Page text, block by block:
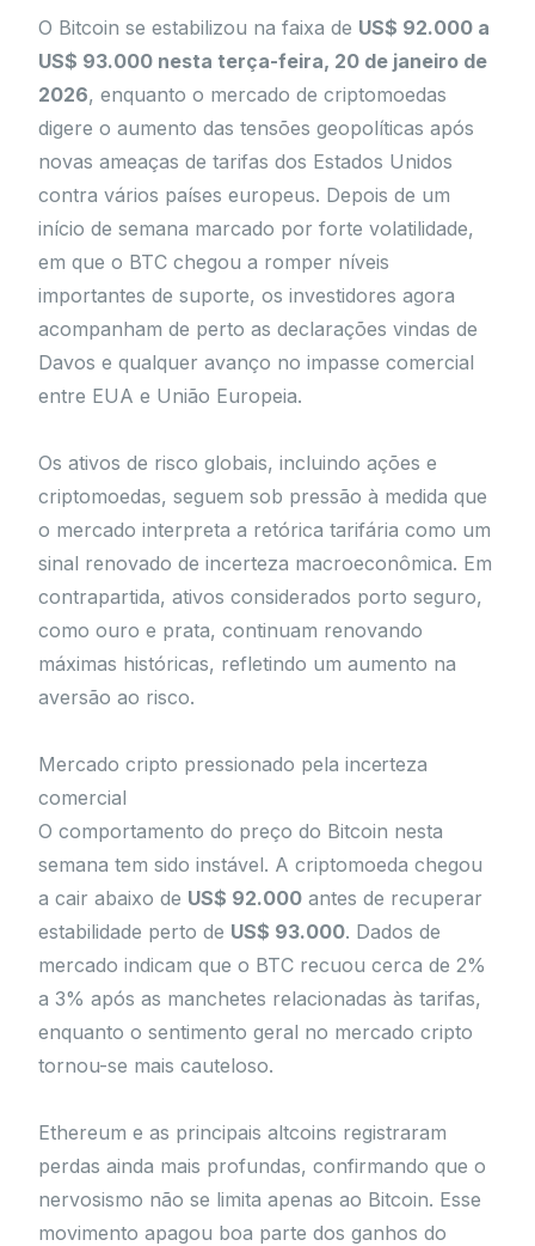
O Bitcoin se estabilizou na faixa de US$ 92.000 a
US$ 93.000 nesta terça-feira, 20 de janeiro de
2026, enquanto o mercado de criptomoedas
digere o aumento das tensões geopolíticas após
novas ameaças de tarifas dos Estados Unidos
contra vários países europeus. Depois de um
início de semana marcado por forte volatilidade,
em que o BTC chegou a romper níveis
importantes de suporte, os investidores agora
acompanham de perto as declarações vindas de
Davos e qualquer avanço no impasse comercial
entre EUA e União Europeia.
Os ativos de risco globais, incluindo ações e
criptomoedas, seguem sob pressão à medida que
o mercado interpreta a retórica tarifária como um
sinal renovado de incerteza macroeconômica. Em
contrapartida, ativos considerados porto seguro,
como ouro e prata, continuam renovando
máximas históricas, refletindo um aumento na
aversão ao risco.
Mercado cripto pressionado pela incerteza
comercial
O comportamento do preço do Bitcoin nesta
semana tem sido instável. A criptomoeda chegou
a cair abaixo de US$ 92.000 antes de recuperar
estabilidade perto de US$ 93.000. Dados de
mercado indicam que o BTC recuou cerca de 2%
a 3% após as manchetes relacionadas às tarifas,
enquanto o sentimento geral no mercado cripto
tornou-se mais cauteloso.
Ethereum e as principais altcoins registraram
perdas ainda mais profundas, confirmando que o
nervosismo não se limita apenas ao Bitcoin. Esse
movimento apagou boa parte dos ganhos do